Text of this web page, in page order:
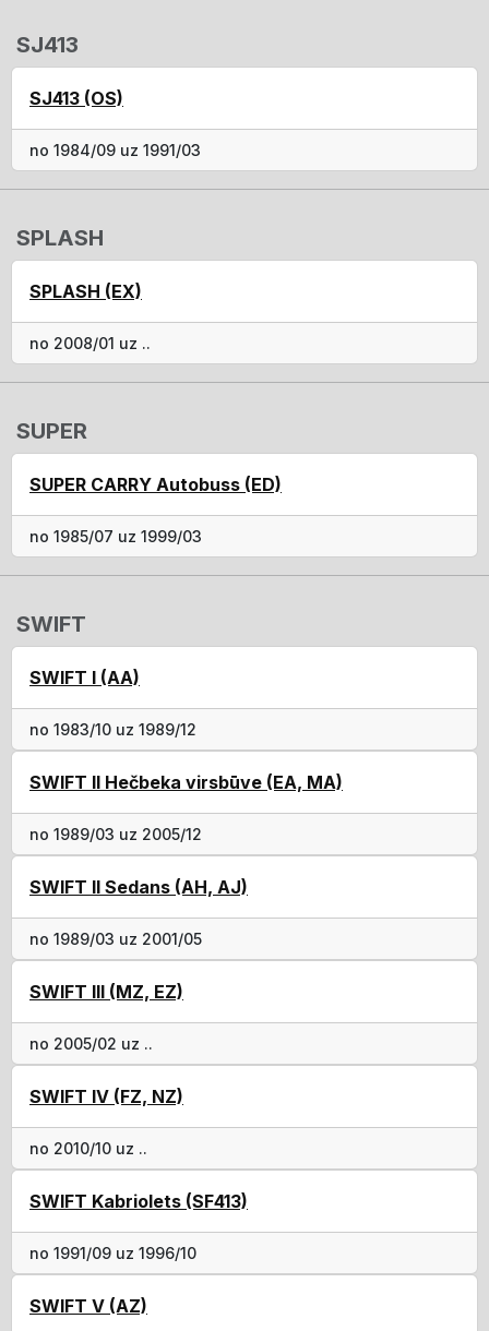
SJ413
SJ413 (OS)
no 1984/09 uz 1991/03
SPLASH
SPLASH (EX)
no 2008/01 uz ..
SUPER
SUPER CARRY Autobuss (ED)
no 1985/07 uz 1999/03
SWIFT
SWIFT I (AA)
no 1983/10 uz 1989/12
SWIFT II Hečbeka virsbūve (EA, MA)
no 1989/03 uz 2005/12
SWIFT II Sedans (AH, AJ)
no 1989/03 uz 2001/05
SWIFT III (MZ, EZ)
no 2005/02 uz ..
SWIFT IV (FZ, NZ)
no 2010/10 uz ..
SWIFT Kabriolets (SF413)
no 1991/09 uz 1996/10
SWIFT V (AZ)